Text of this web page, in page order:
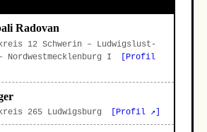
Radovan
12 Schwerin – Ludwigslust-
Nordwestmecklenburg I
[Profil
265 Ludwigsburg [Profil ↗]